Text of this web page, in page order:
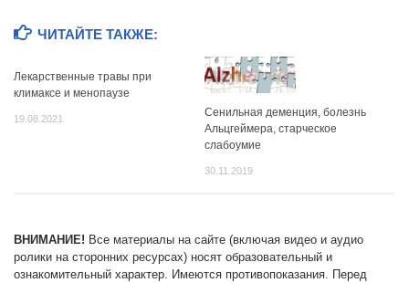
ЧИТАЙТЕ ТАКЖЕ:
Лекарственные травы при
климаксе и менопаузе
19.08.2021
Сенильная деменция, болезнь
Альцгеймера, старческое
слабоумие
30.11.2019
ВНИМАНИЕ! Все материалы на сайте (включая видео и аудио
ролики на сторонних ресурсах) носят образовательный и
ознакомительный характер. Имеются противопоказания. Перед